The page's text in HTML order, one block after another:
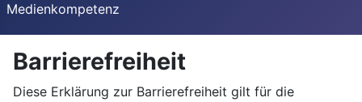
Medienkompetenz
Barrierefreiheit
Diese Erklärung zur Barrierefreiheit gilt für die